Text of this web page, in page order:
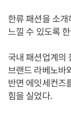
한류 패션을 소
느낄 수 있도록
국내 패션업계의
브랜드 라베노바
반면 에잇세컨즈
힘을 실었다.